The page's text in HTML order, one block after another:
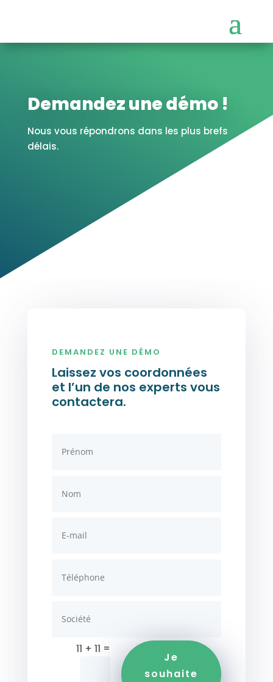
Demandez une démo !
Nous vous répondrons dans les plus brefs
délais.
DEMANDEZ UNE DÉMO
Laissez vos coordonnées
et l’un de nos experts vous
contactera.
11 + 11 =
Je
souhaite